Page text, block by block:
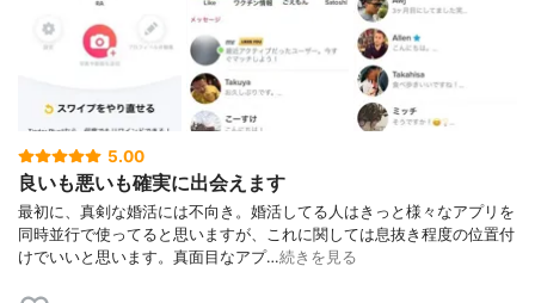
5.00
良いも悪いも確実に出会えます
最初に、真剣な婚活には不向き。婚活してる人はきっと様々なアプリを
同時並行で使ってると思いますが、これに関しては息抜き程度の位置付
けでいいと思います。真面目なアプ…続きを見る